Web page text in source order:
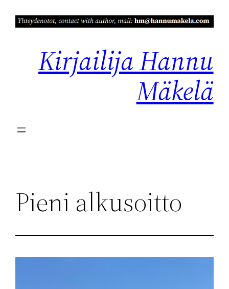
sisältöön
Kirjailija Hannu
Mäkelä
Pieni alkusoitto